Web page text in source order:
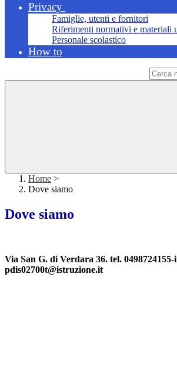
Privacy
Famiglie, utenti e fornitori
Riferimenti normativi e materiali
Personale scolastico
How to
Home >
Dove siamo
Dove siamo
Via San G. di Verdara 36. tel.
pdis02700t@istruzione.it